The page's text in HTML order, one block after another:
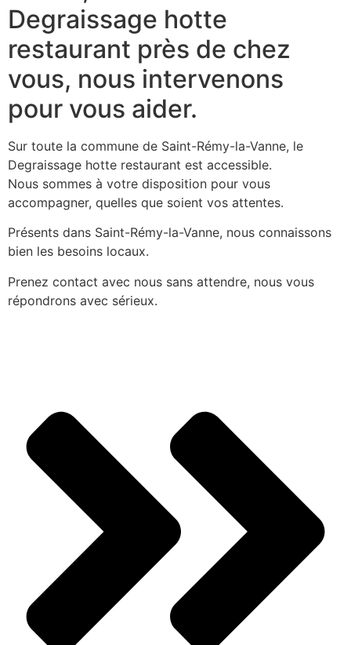
Degraissage hotte
restaurant près de chez
vous, nous intervenons
pour vous aider.
Sur toute la commune de Saint-Rémy-la-Vanne, le
Degraissage hotte restaurant est accessible.
Nous sommes à votre disposition pour vous
accompagner, quelles que soient vos attentes.
Présents dans Saint-Rémy-la-Vanne, nous connaissons
bien les besoins locaux.
Prenez contact avec nous sans attendre, nous vous
répondrons avec sérieux.